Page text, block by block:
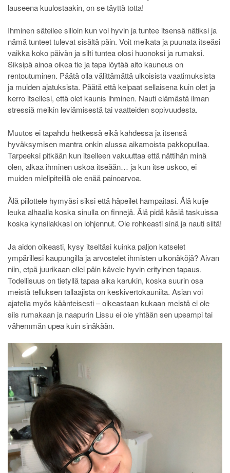
lauseena kuulostaakin, on se täyttä totta!
Ihminen säteilee silloin kun voi hyvin ja tuntee itsensä nätiksi ja
nämä tunteet tulevat sisältä päin. Voit meikata ja puunata itseäsi
vaikka koko päivän ja silti tuntea olosi huonoksi ja rumaksi.
Siksipä ainoa oikea tie ja tapa löytää aito kauneus on
rentoutuminen. Päätä olla välittämättä ulkoisista vaatimuksista
ja muiden ajatuksista. Päätä että kelpaat sellaisena kuin olet ja
kerro itsellesi, että olet kaunis ihminen. Nauti elämästä ilman
stressiä meikin leviämisestä tai vaatteiden sopivuudesta.
Muutos ei tapahdu hetkessä eikä kahdessa ja itsensä
hyväksymisen mantra onkin alussa aikamoista pakkopullaa.
Tarpeeksi pitkään kun itselleen vakuuttaa että nättihän minä
olen, alkaa ihminen uskoa itseään… ja kun itse uskoo, ei
muiden mielipiteillä ole enää painoarvoa.
Älä piilottele hymyäsi siksi että häpeilet hampaitasi. Älä kulje
leuka alhaalla koska sinulla on finnejä. Älä pidä käsiä taskuissa
koska kynsilakkasi on lohjennut. Ole rohkeasti sinä ja nauti siitä!
Ja aidon oikeasti, kysy itseltäsi kuinka paljon katselet
ympärillesi kaupungilla ja arvostelet ihmisten ulkonäköjä? Aivan
niin, etpä juurikaan ellei päin kävele hyvin erityinen tapaus.
Todellisuus on tietyllä tapaa aika karukin, koska suurin osa
meistä telluksen tallaajista on keskivertokauniita. Asian voi
ajatella myös käänteisesti – oikeastaan kukaan meistä ei ole
siis rumakaan ja naapurin Lissu ei ole yhtään sen upeampi tai
vähemmän upea kuin sinäkään.